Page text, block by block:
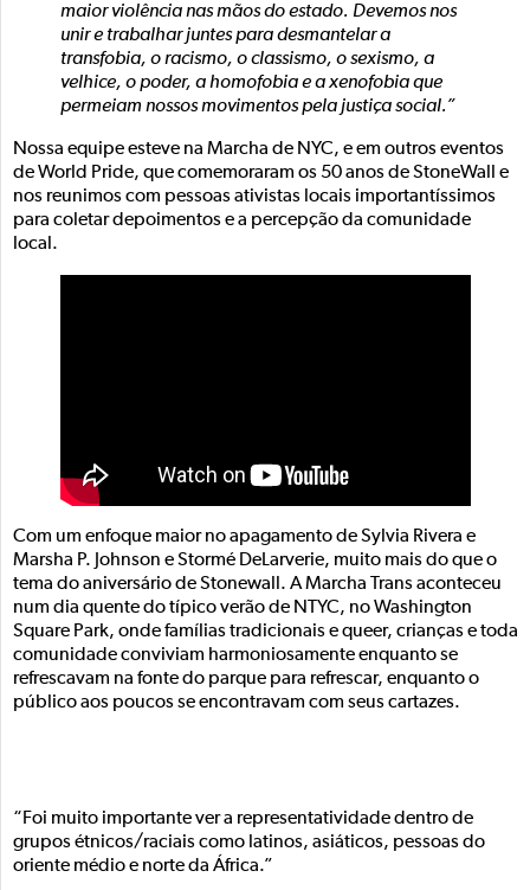
maior violência nas mãos do estado. Devemos nos
unir e trabalhar juntes para desmantelar a
transfobia, o racismo, o classismo, o sexismo, a
velhice, o poder, a homofobia e a xenofobia que
permeiam nossos movimentos pela justiça social.”
Nossa equipe esteve na Marcha de NYC, e em outros eventos
de World Pride, que comemoraram os 50 anos de StoneWall e
nos reunimos com pessoas ativistas locais importantíssimos
para coletar depoimentos e a percepção da comunidade
local.
Com um enfoque maior no apagamento de Sylvia Rivera e
Marsha P. Johnson e Stormé DeLarverie, muito mais do que o
tema do aniversário de Stonewall. A Marcha Trans aconteceu
num dia quente do típico verão de NTYC, no Washington
Square Park, onde famílias tradicionais e queer, crianças e toda
comunidade conviviam harmoniosamente enquanto se
refrescavam na fonte do parque para refrescar, enquanto o
público aos poucos se encontravam com seus cartazes.
“Foi muito importante ver a representatividade dentro de
grupos étnicos/raciais como latinos, asiáticos, pessoas do
oriente médio e norte da África.”